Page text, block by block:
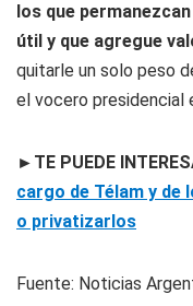
los que
útil y que agregue
quitarle un solo peso
el vocero presidencial
►TE PUEDE
cargo de Télam y de
o privatizarlos
Fuente: Noticias